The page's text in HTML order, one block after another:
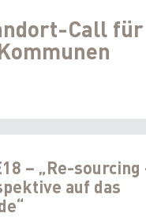
Call für
– „Re-sourcing
auf das